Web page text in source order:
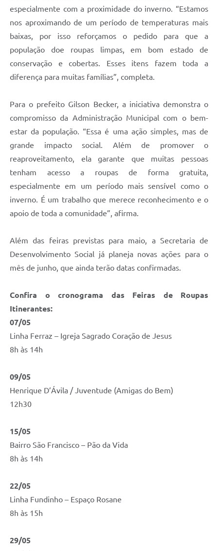
especialmente com a proximidade do inverno. “Estamos
nos aproximando de um período de temperaturas mais
baixas, por isso reforçamos o pedido para que a
população doe roupas limpas, em bom estado de
conservação e cobertas. Esses itens fazem toda a
diferença para muitas famílias”, completa.
Para o prefeito Gilson Becker, a iniciativa demonstra o
compromisso da Administração Municipal com o bem-
estar da população. “Essa é uma ação simples, mas de
grande impacto social. Além de promover o
reaproveitamento, ela garante que muitas pessoas
tenham acesso a roupas de forma gratuita,
especialmente em um período mais sensível como o
inverno. É um trabalho que merece reconhecimento e o
apoio de toda a comunidade”, afirma.
Além das feiras previstas para maio, a Secretaria de
Desenvolvimento Social já planeja novas ações para o
mês de junho, que ainda terão datas confirmadas.
Confira o cronograma das Feiras de Roupas
Itinerantes:
07/05
Linha Ferraz – Igreja Sagrado Coração de Jesus
8h às 14h
09/05
Henrique D’Ávila / Juventude (Amigas do Bem)
12h30
15/05
Bairro São Francisco – Pão da Vida
8h às 14h
22/05
Linha Fundinho – Espaço Rosane
8h às 15h
29/05